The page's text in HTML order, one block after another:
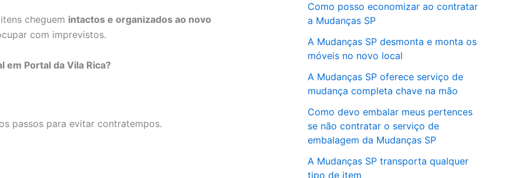
cheguem intactos e organizados ao novo
com imprevistos.
em Portal da Vila Rica?
passos para evitar contratempos.
Como posso economizar ao contratar
a Mudanças SP
A Mudanças SP desmonta e monta os
móveis no novo local
A Mudanças SP oferece serviço de
mudança completa chave na mão
Como devo embalar meus pertences
se não contratar o serviço de
embalagem da Mudanças SP
A Mudanças SP transporta qualquer
tipo de item